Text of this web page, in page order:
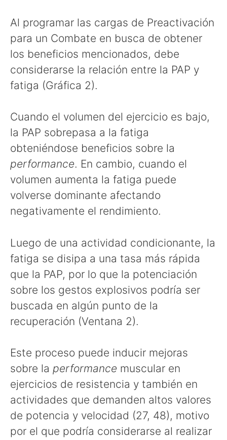
Al programar las cargas de Preactivación
para un Combate en busca de obtener
los beneficios mencionados, debe
considerarse la relación entre la PAP y
fatiga (Gráfica 2).
Cuando el volumen del ejercicio es bajo,
la PAP sobrepasa a la fatiga
obteniéndose beneficios sobre la
performance. En cambio, cuando el
volumen aumenta la fatiga puede
volverse dominante afectando
negativamente el rendimiento.
Luego de una actividad condicionante, la
fatiga se disipa a una tasa más rápida
que la PAP, por lo que la potenciación
sobre los gestos explosivos podría ser
buscada en algún punto de la
recuperación (Ventana 2).
Este proceso puede inducir mejoras
sobre la performance muscular en
ejercicios de resistencia y también en
actividades que demanden altos valores
de potencia y velocidad (27, 48), motivo
por el que podría considerarse al realizar